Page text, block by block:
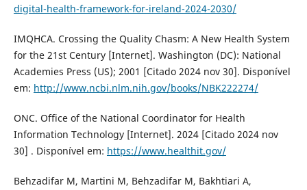
digital-health-framework-for-ireland-2024-2030/
IMQHCA. Crossing the Quality Chasm: A New Health System
for the 21st Century [Internet]. Washington (DC): National
Academies Press (US); 2001 [Citado 2024 nov 30]. Disponível
em: http://www.ncbi.nlm.nih.gov/books/NBK222274/
ONC. Office of the National Coordinator for Health
Information Technology [Internet]. 2024 [Citado 2024 nov
30] . Disponível em: https://www.healthit.gov/
Behzadifar M, Martini M, Behzadifar M, Bakhtiari A,